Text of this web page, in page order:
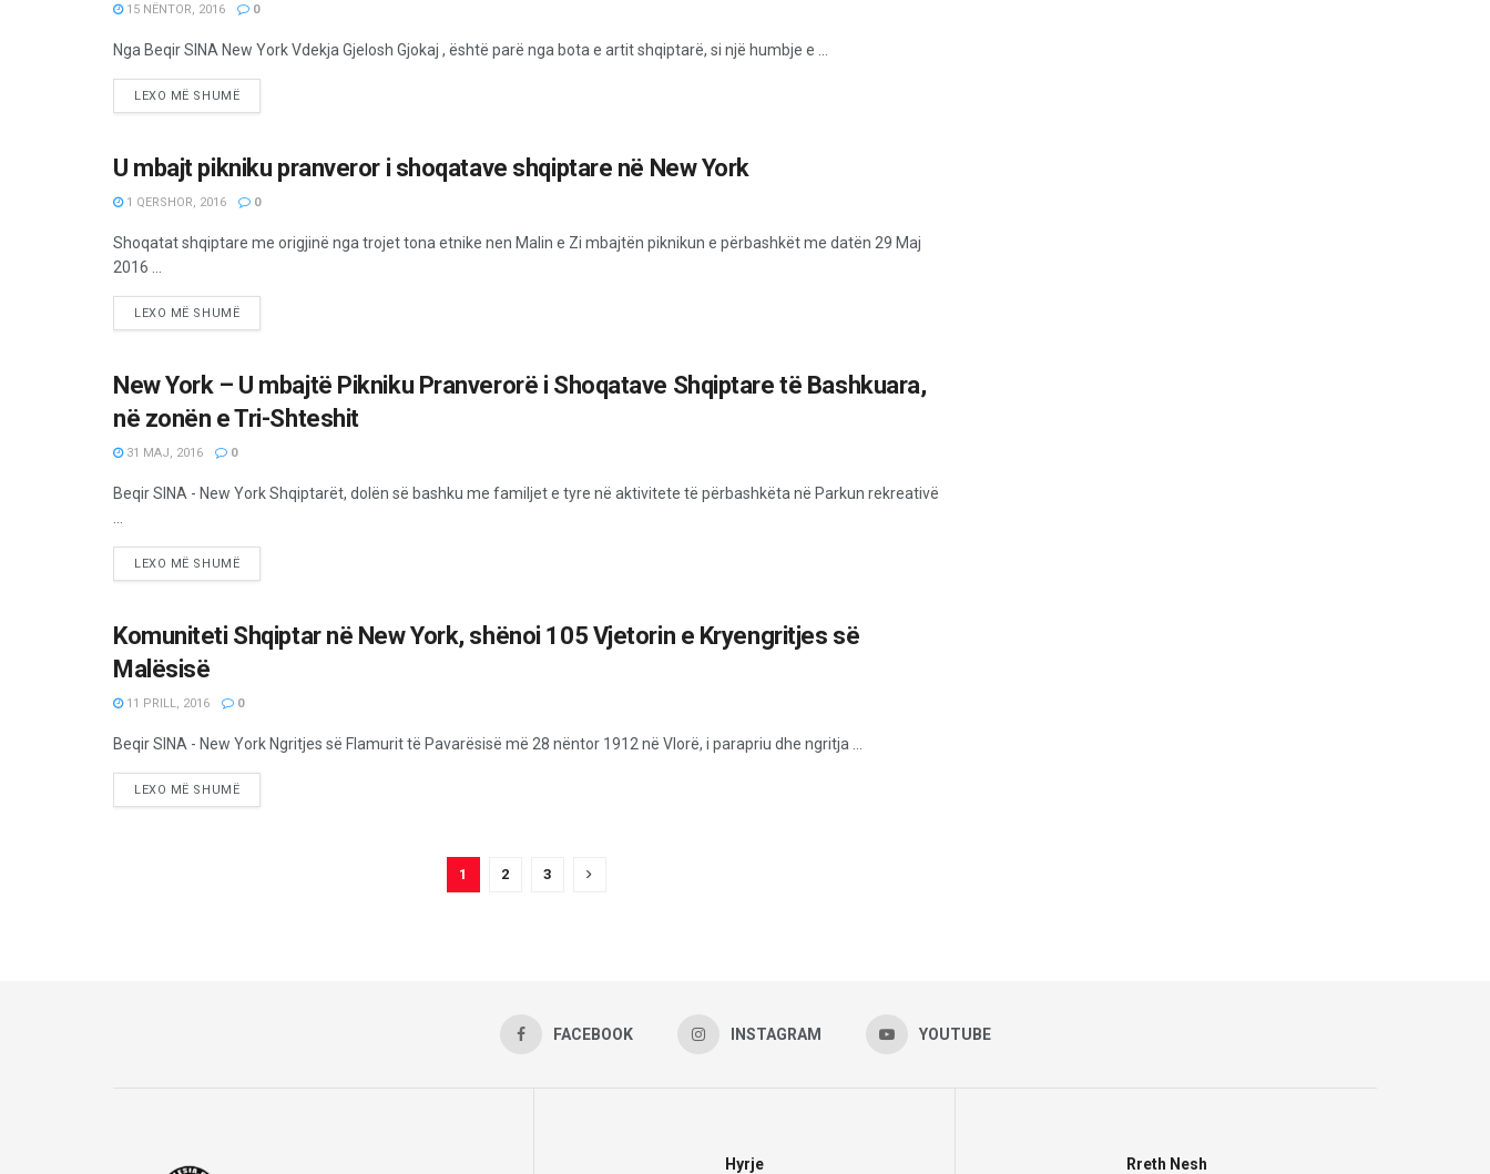
15 NËNTOR, 2016 0
Nga Beqir SINA New York Vdekja Gjelosh Gjokaj , është parë nga bota e artit shqiptarë, si një humbje e ...
LEXO MË SHUMË
MËRGATA
U mbajt pikniku pranveror i shoqatave shqiptare në New York
1 QERSHOR, 2016 0
Shoqatat shqiptare me origjinë nga trojet tona etnike nen Malin e Zi mbajtën piknikun e përbashkët me datën 29 Maj
2016 ...
LEXO MË SHUMË
MËRGATA
New York – U mbajtë Pikniku Pranverorë i Shoqatave Shqiptare të Bashkuara,
në zonën e Tri-Shteshit
31 MAJ, 2016 0
Beqir SINA - New York Shqiptarët, dolën së bashku me familjet e tyre në aktivitete të përbashkëta në Parkun rekreativë
LEXO MË SHUMË
MËRGATA
Komuniteti Shqiptar në New York, shënoi 105 Vjetorin e Kryengritjes së
Malësisë
11 PRILL, 2016 0
Beqir SINA - New York Ngritjes së Flamurit të Pavarësisë më 28 nëntor 1912 në Vlorë, i parapriu dhe ngritja ...
LEXO MË SHUMË
1 2 3
FACEBOOK INSTAGRAM YOUTUBE
Hyrje Rreth Nesh